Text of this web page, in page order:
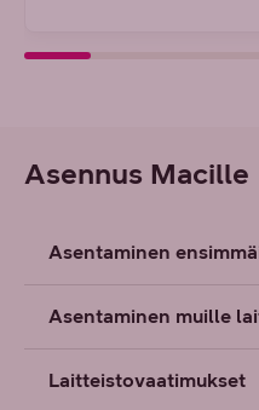
Asennus Macille
Asentaminen
Asentaminen muille
Laitteistovaatimukset